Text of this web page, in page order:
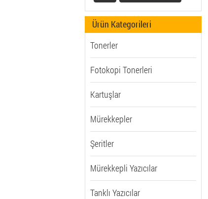
Ürün Kategorileri
Tonerler
Fotokopi Tonerleri
Kartuşlar
Mürekkepler
Şeritler
Mürekkepli Yazıcılar
Tanklı Yazıcılar